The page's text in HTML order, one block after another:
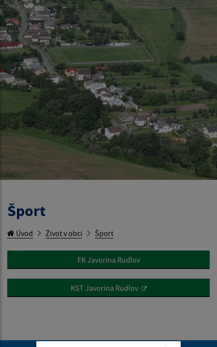
Šport
Úvod Život v obci Šport
FK Javorina Rudlov
KST Javorina Rudlov